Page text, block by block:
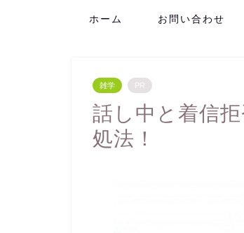
ホーム お問い合わせ
雑学 PR
話し中と着信
処法！